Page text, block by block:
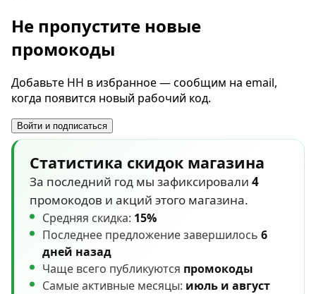
в течение всего времени размещения. -
Дополнительно откроем до 15 подходящих
резюме к каждой вакансии. - От 3 564 руб. до 4
Не пропустите новые
промокоды
Добавьте HH в избранное — сообщим на email,
когда появится новый рабочий код.
Войти и подписаться
Статистика скидок магазина
За последний год мы зафиксировали 4
промокодов и акций этого магазина.
Средняя скидка: 15%
Последнее предложение завершилось 6
дней назад
Чаще всего публикуются промокоды
Самые активные месяцы: июль и август